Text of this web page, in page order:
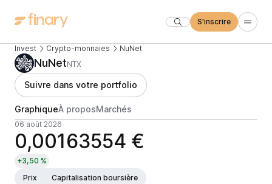
S'inscrire
Invest Crypto-monnaies NuNet
NuNetNTX
Suivre dans votre portfolio
GraphiqueÀ proposMarchés
06 août 2026
0,00163554 €
+3,50 %
Prix
Capitalisation boursière